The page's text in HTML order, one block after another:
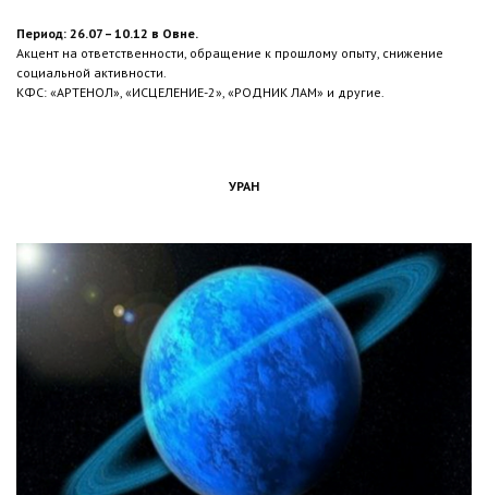
Период: 26.07 – 10.12 в Овне.
Акцент на ответственности, обращение к прошлому опыту, снижение
социальной активности.
КФС: «АРТЕНОЛ», «ИСЦЕЛЕНИЕ-2», «РОДНИК ЛАМ» и другие.
УРАН